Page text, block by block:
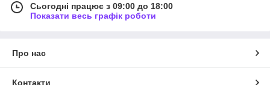
Сьогодні працює з 09:00 до 18:00
Показати весь графік роботи
Про нас
Контакти